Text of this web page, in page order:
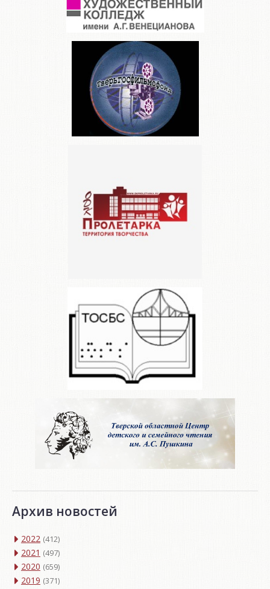
Архив новостей
2022 (412)
2021 (497)
2020 (659)
2019 (371)